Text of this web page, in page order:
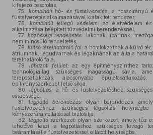
kifejező besorolás,
75.
kombinált hő- és füstelvezetés: a hosszirányú
füstelvezetés alkalmazásával kialakított rendszer,
76.
kombinált jellegű védelem: az életvédelem és
alkalmazása beépített tűzvédelmi berendezésnél,
77.
közösségi rendeltetés:
lakónak, iparinak,
nem minősülő rendeltetés,
78. külső térelhatároló fal: a homlokzatnak a külső
átriumnak, légudvarnak és légaknának az általa
térelhatároló fala,
79.
lábazati felület: az egy építményszinthez
technológiailag szükséges magasságú sávja,
terepcsatlakozás, alacsonyabb
építményszerkezet felső síkja,
80.
légpótlás: a hő- és füstelvezetéshez szükséges
összessége,
81.
légpótló berendezés: olyan berendezés,
füstelvezetéshez szükséges légpótlás
kényszeráramoltatással biztosítja,
82.
légpótló szerkezet: olyan szerkezet, amely tűz
lehetővé teszi a légpótláshoz szükséges levegő
beáramlását a füstelvezetéssel ellátott helyiségbe,